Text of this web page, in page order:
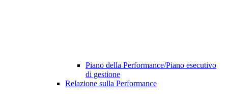
Piano della Performance/Piano esecutivo
di gestione
Relazione sulla Performance